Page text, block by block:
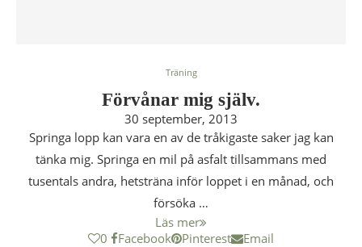
Träning
Förvånar mig själv.
30 september, 2013
Springa lopp kan vara en av de tråkigaste saker jag kan
tänka mig. Springa en mil på asfalt tillsammans med
tusentals andra, hetsträna inför loppet i en månad, och
försöka …
Läs mer
0
Facebook Pinterest Email